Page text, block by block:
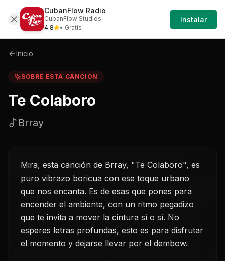
Sobre Te-colaboro-brray
Iniciar
Sesión
Inicio
SOBRE ESTA CANCIÓN
Te Colaboro
Brray
Mira, esta canción de Brray, "Te Colaboro", es
puro vibrazo boricua con ese toque urbano
que nos encanta. Es de esas que pones para
encender el ambiente, con un ritmo pegadizo
que te invita a mover la cintura sí o sí. No
esperes letras profundas, esto es para disfrutar
el momento y dejarse llevar por el dembow.
CubanFlow Radio
CubanFlow Studios
4.8
• Gratis
Instalar